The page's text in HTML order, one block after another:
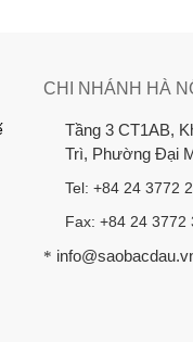
CHI NHÁNH HÀ
Tầng 3 CT1AB,
Trì, Phường Đại
Tel: +84 24 3772
Fax: +84 24 3772
*